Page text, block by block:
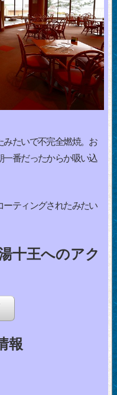
みたいで不完全燃焼。お
一番だったからか吸い込
ーティングされたみたい
十王へのアク
報